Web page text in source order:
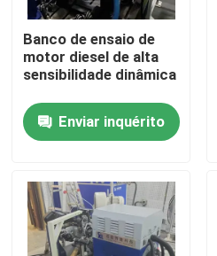
Início
Visita à fábrica
Banco de ensaio de
motor diesel de alta
sensibilidade dinâmica
Enviar inquérito